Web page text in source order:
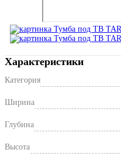
Характеристики
Категория
Ширина
Глубина
Высота